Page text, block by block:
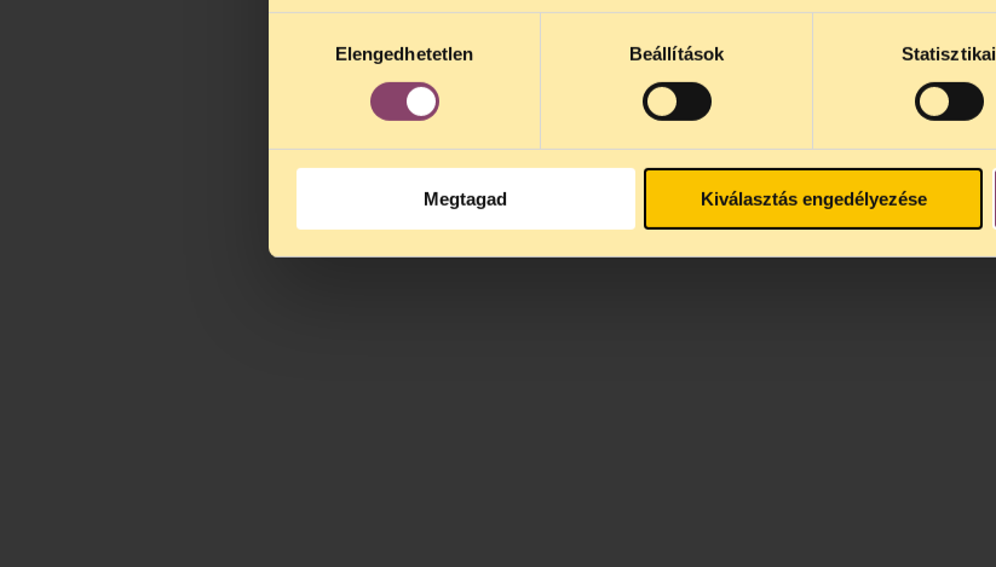
kiválasztásaElengedhetetlen Beállítások Statisztikai
Megtagad Kiválasztás engedélyezése
alatt is elér minket.